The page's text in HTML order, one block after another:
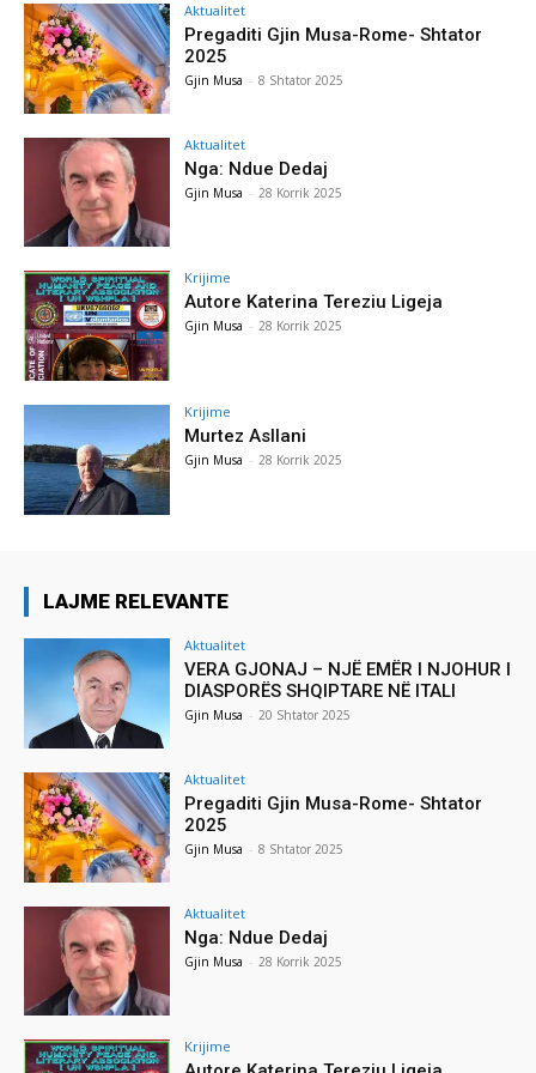
Aktualitet
Pregaditi Gjin Musa-Rome- Shtator
2025
Gjin Musa - 8 Shtator 2025
Aktualitet
Nga: Ndue Dedaj
Gjin Musa - 28 Korrik 2025
Krijime
Autore Katerina Tereziu Ligeja
Gjin Musa - 28 Korrik 2025
Krijime
Murtez Asllani
Gjin Musa - 28 Korrik 2025
LAJME RELEVANTE
Aktualitet
VERA GJONAJ – NJË EMËR I NJOHUR I
DIASPORËS SHQIPTARE NË ITALI
Gjin Musa - 20 Shtator 2025
Aktualitet
Pregaditi Gjin Musa-Rome- Shtator
2025
Gjin Musa - 8 Shtator 2025
Aktualitet
Nga: Ndue Dedaj
Gjin Musa - 28 Korrik 2025
Krijime